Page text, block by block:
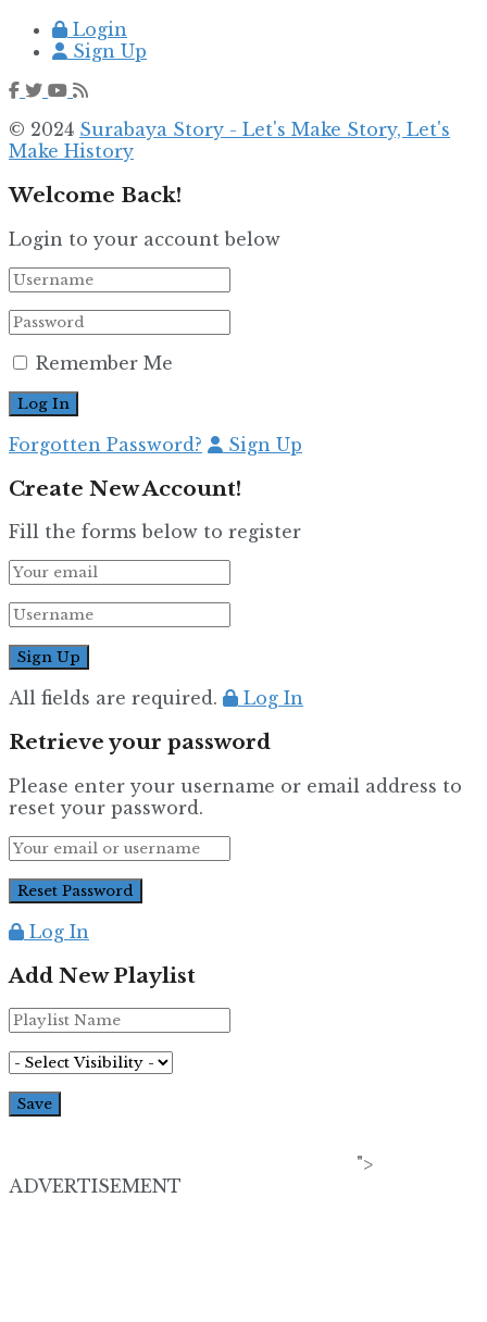
Login
Sign Up
© 2024 Surabaya Story - Let's Make Story, Let's
Make History
Welcome Back!
Login to your account below
Remember Me
Forgotten Password? Sign Up
Create New Account!
Fill the forms below to register
All fields are required. Log In
Retrieve your password
Please enter your username or email address to
reset your password.
Log In
Add New Playlist
">
ADVERTISEMENT